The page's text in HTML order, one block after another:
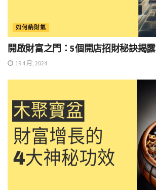
如何納財氣
開啟財富之門：5個開店招財秘訣揭露
19 4 月, 2024